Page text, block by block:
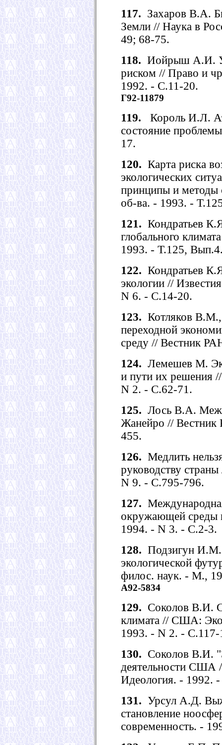
117. Захаров В.А.
Земли // Наука в
49; 68-75.
118. Иойрыш А.И.
риском // Право и
1992. - С.11-20.
Г92-11879
119.
Король И.Л.
состояние
17.
120. Карта риска
экологических
принципы и методы
об-ва. - 1993. -
121. Кондратьев
глобального
1993. - Т.125,
122. Кондратьев
экологии //
N 6. - С.14-20.
123. Котляков
переходной
среду // Вестник
124. Лемешев М.
и пути их решения
N 2. - С.62-71.
125. Лось В.А.
Жанейро //
455.
126. Медлить
руководству
N 9. - С.795-796.
127.
окружающей среды
1994. - N 3. - С.2-3.
128. Подзигун
экологической
филос. наук. - М.,
А92-5834
129. Соколов В.И.
климата // США:
1993. - N 2. - С.117-
130. Соколов В.И.
деятельности
Идеология. - 1992.
131. Урсул А.Д.
становление
современность. -